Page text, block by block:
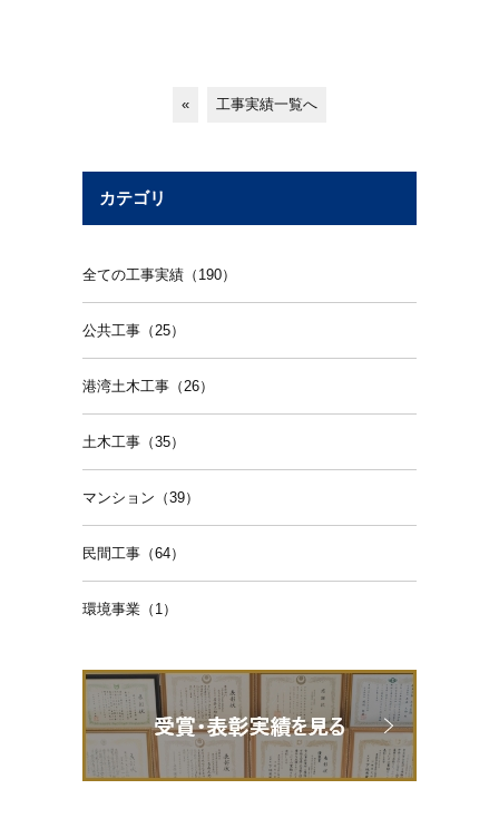
« 工事実績一覧へ
カテゴリ
全ての工事実績（190）
公共工事（25）
港湾土木工事（26）
土木工事（35）
マンション（39）
民間工事（64）
環境事業（1）